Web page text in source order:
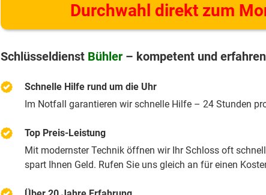
Durchwahl direkt zum
Schlüsseldienst Bühler – kompetent und erfahren
Schnelle Hilfe rund um die Uhr
Im Notfall garantieren wir schnelle Hilfe – 24 Stunden
Top Preis-Leistung
Mit modernster Technik öffnen wir Ihr Schloss oft
spart Ihnen Geld. Rufen Sie uns gleich an für einen